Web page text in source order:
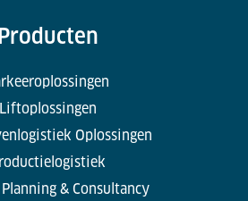
Liftoplossingen
Oplossingen
& Consultancy